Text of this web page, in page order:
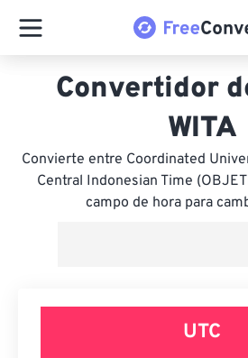
Convertidor
WITA
Convierte entre Coordinated
Central Indonesian Time
campo de hora para
UTC